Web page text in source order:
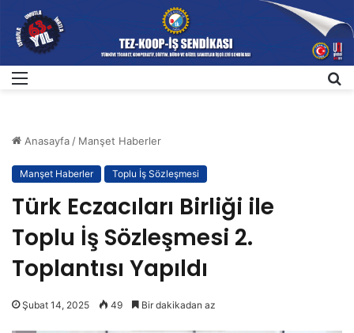
Anasayfa/ Manşet Haberler
Manşet Haberler Toplu İş Sözleşmesi
Türk Eczacıları Birliği ile
Toplu İş Sözleşmesi 2.
Toplantısı Yapıldı
Şubat 14, 2025 49 Bir dakikadan az